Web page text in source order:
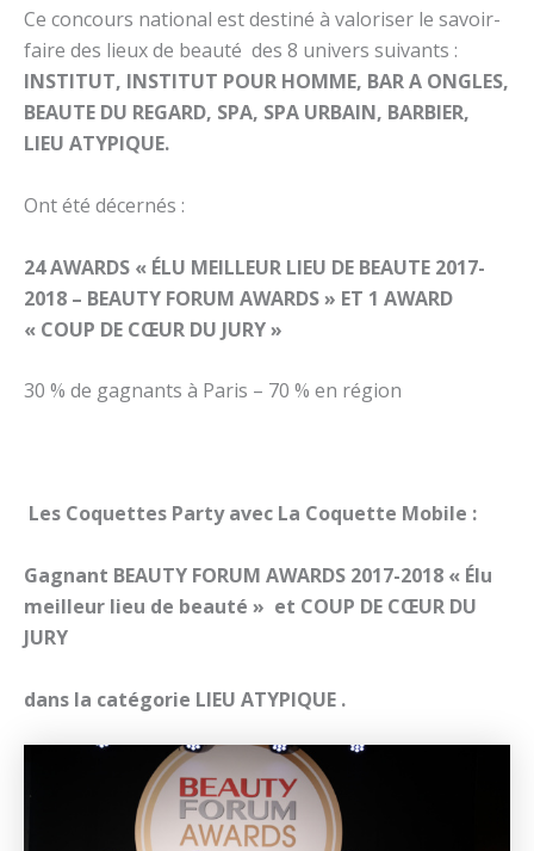
Ce concours national est destiné à valoriser le savoir-
faire des lieux de beauté des 8 univers suivants :
INSTITUT, INSTITUT POUR HOMME, BAR A ONGLES,
BEAUTE DU REGARD, SPA, SPA URBAIN, BARBIER,
LIEU ATYPIQUE.
Ont été décernés :
24 AWARDS « ÉLU MEILLEUR LIEU DE BEAUTE 2017-
2018 – BEAUTY FORUM AWARDS » ET 1 AWARD
« COUP DE CŒUR DU JURY »
30 % de gagnants à Paris – 70 % en région
Les Coquettes Party avec La Coquette Mobile :
Gagnant BEAUTY FORUM AWARDS 2017-2018 « Élu
meilleur lieu de beauté » et COUP DE CŒUR DU
JURY
dans la catégorie LIEU ATYPIQUE .